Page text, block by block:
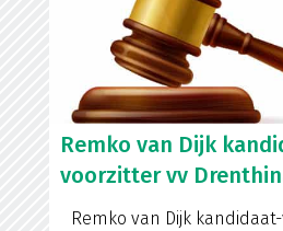
Remko van Dijk
voorzitter vv
Remko van Dijk